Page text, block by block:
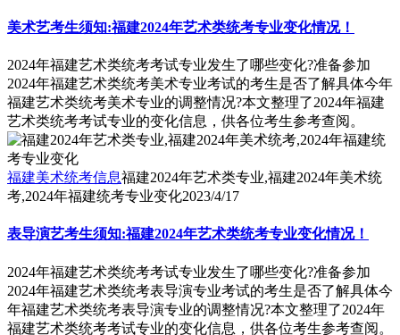
美术艺考生须知:福建2024年艺术类统考专业变化情况！
2024年福建艺术类统考考试专业发生了哪些变化?准备参加
2024年福建艺术类统考美术专业考试的考生是否了解具体今年
福建艺术类统考美术专业的调整情况?本文整理了2024年福建
艺术类统考考试专业的变化信息，供各位考生参考查阅。
福建美术统考信息福建2024年艺术类专业,福建2024年美术统
考,2024年福建统考专业变化2023/4/17
表导演艺考生须知:福建2024年艺术类统考专业变化情况！
2024年福建艺术类统考考试专业发生了哪些变化?准备参加
2024年福建艺术类统考表导演专业考试的考生是否了解具体今
年福建艺术类统考表导演专业的调整情况?本文整理了2024年
福建艺术类统考考试专业的变化信息，供各位考生参考查阅。